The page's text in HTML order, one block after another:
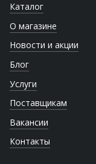
Каталог
О магазине
Новости и акции
Блог
Услуги
Поставщикам
Вакансии
Контакты